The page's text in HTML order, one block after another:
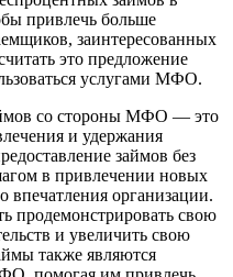
привлечь больше
заинтересованных
это предложение
услугами МФО.
со стороны МФО — это
и удержания
займов без
в привлечении новых
впечатления организации.
продемонстрировать свою
и увеличить свою
также являются